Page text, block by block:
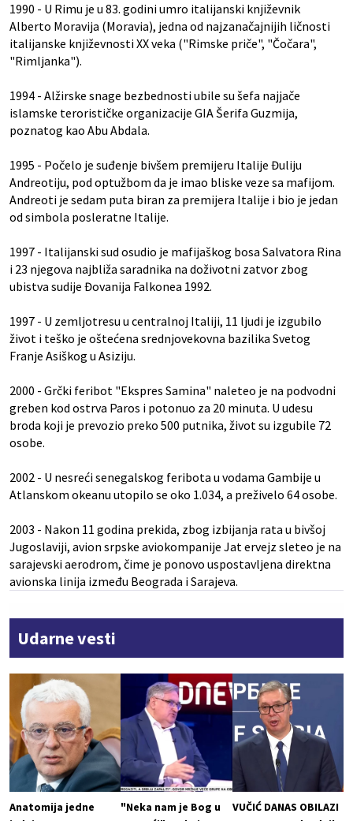
1990 - U Rimu je u 83. godini umro italijanski književnik
Alberto Moravija (Moravia), jedna od najzanačajnijih ličnosti
italijanske književnosti XX veka ("Rimske priče", "Čočara",
"Rimljanka").
1994 - Alžirske snage bezbednosti ubile su šefa najjače
islamske terorističke organizacije GIA Šerifa Guzmija,
poznatog kao Abu Abdala.
1995 - Počelo je suđenje bivšem premijeru Italije Đuliju
Andreotiju, pod optužbom da je imao bliske veze sa mafijom.
Andreoti je sedam puta biran za premijera Italije i bio je jedan
od simbola posleratne Italije.
1997 - Italijanski sud osudio je mafijaškog bosa Salvatora Rina
i 23 njegova najbliža saradnika na doživotni zatvor zbog
ubistva sudije Đovanija Falkonea 1992.
1997 - U zemljotresu u centralnoj Italiji, 11 ljudi je izgubilo
život i teško je oštećena srednjovekovna bazilika Svetog
Franje Asiškog u Asiziju.
2000 - Grčki feribot "Ekspres Samina" naleteo je na podvodni
greben kod ostrva Paros i potonuo za 20 minuta. U udesu
broda koji je prevozio preko 500 putnika, život su izgubile 72
osobe.
2002 - U nesreći senegalskog feribota u vodama Gambije u
Atlanskom okeanu utopilo se oko 1.034, a preživelo 64 osobe.
2003 - Nakon 11 godina prekida, zbog izbijanja rata u bivšoj
Jugoslaviji, avion srpske aviokompanije Jat ervejz sleteo je na
sarajevski aerodrom, čime je ponovo uspostavljena direktna
avionska linija između Beograda i Sarajeva.
Udarne vesti
Anatomija jedne
"Neka nam je Bog u
VUČIĆ DANAS OBILAZI